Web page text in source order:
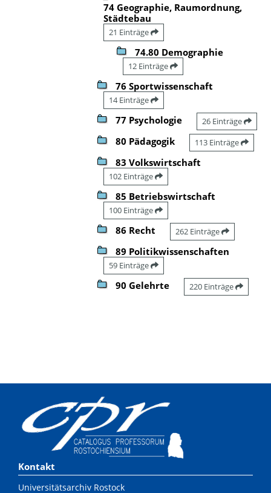
74 Geographie, Raumordnung,
Städtebau
21 Einträge
74.80 Demographie
12 Einträge
76 Sportwissenschaft
14 Einträge
77 Psychologie 26 Einträge
80 Pädagogik 113 Einträge
83 Volkswirtschaft
102 Einträge
85 Betriebswirtschaft
100 Einträge
86 Recht 262 Einträge
89 Politikwissenschaften
59 Einträge
90 Gelehrte 220 Einträge
Kontakt
Universitätsarchiv Rostock